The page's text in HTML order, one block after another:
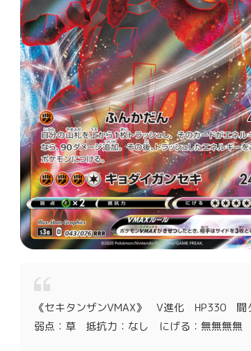
《セキタンザンVMAX》 V進化 HP330 闘
弱点：草 抵抗力：なし にげる：無無無無